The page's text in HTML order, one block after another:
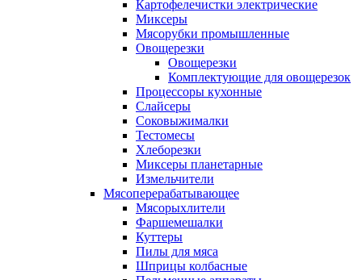
Картофелечистки электрические
Миксеры
Мясорубки промышленные
Овощерезки
Овощерезки
Комплектующие для овощерезок
Процессоры кухонные
Слайсеры
Соковыжималки
Тестомесы
Хлеборезки
Миксеры планетарные
Измельчители
Мясоперерабатывающее
Мясорыхлители
Фаршемешалки
Куттеры
Пилы для мяса
Шприцы колбасные